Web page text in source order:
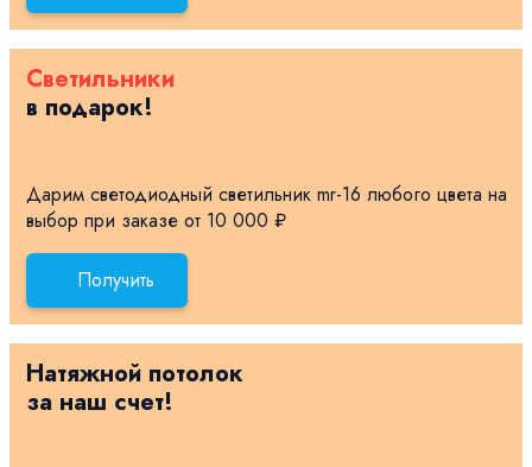
Светильники
в подарок!
Дарим светодиодный светильник mr-16 любого цвета на
выбор при заказе от 10 000 ₽
Получить
Натяжной потолок
за наш счет!